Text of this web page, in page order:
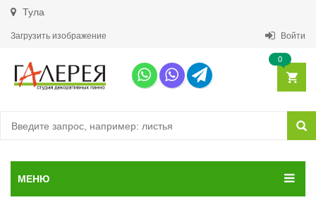
Тула
Загрузить изображение Войти
0
МЕНЮ